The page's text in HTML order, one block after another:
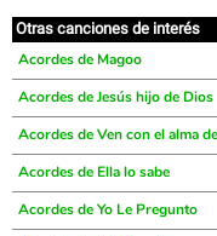
Otras canciones de interés
Acordes de Magoo
Acordes de Jesús hijo de Dios
Acordes de Ven con el alma
Acordes de Ella lo sabe
Acordes de Yo Le Pregunto